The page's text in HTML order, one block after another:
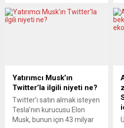
Yasayla çevrimiçi
platformlar, pazaryerleri ve
sağlamakla yükümlü
kılınıyor. Denetim görevi ise
AB Komisyonu ve üye
devletlerin sorumluluğunda
olacak. Medyanın tepkisi
ekseriyetle...
Yatırımcı Musk’ın
Twitter’la ilgili niyeti ne?
Twitter’ı satın almak isteyen
Tesla’nın kurucusu Elon
Musk, bunun için 43 milyar